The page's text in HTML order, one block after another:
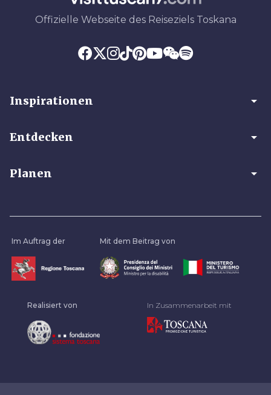
Offizielle Webseite des Reiseziels Toskana
Inspirationen arrow_drop_down
Entdecken arrow_drop_down
Planen arrow_drop_down
Im Auftrag der Mit dem Beitrag von
Realisiert von In Zusammenarbeit mit